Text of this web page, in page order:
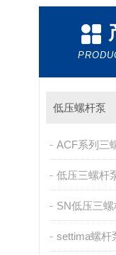
低压螺杆泵
ACF系列三
低压三螺杆
SN低压三螺
settima螺杆